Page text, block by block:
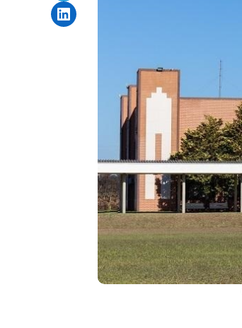
Share on LinkedIn